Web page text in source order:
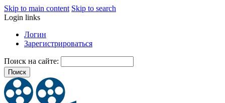
Skip to main content Skip to search
Login links
Логин
Зарегистрироваться
Поиск на сайте: